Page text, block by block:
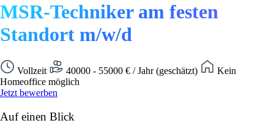
MSR-Techniker am festen
Standort m/w/d
Vollzeit 40000 - 55000 € / Jahr (geschätzt)
Kein
Homeoffice möglich
Jetzt bewerben
Auf einen Blick